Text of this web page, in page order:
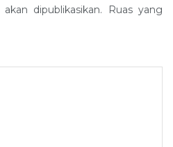
dipublikasikan.
Ruas yang